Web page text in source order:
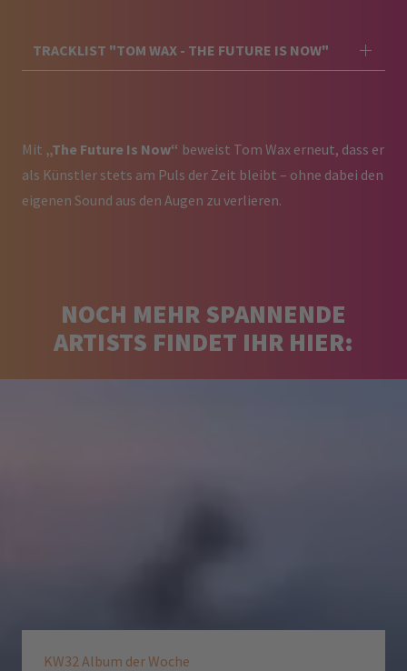
TRACKLIST "TOM WAX - THE FUTURE IS NOW"
Mit „The Future Is Now“ beweist Tom Wax erneut, dass er
als Künstler stets am Puls der Zeit bleibt – ohne dabei den
eigenen Sound aus den Augen zu verlieren.
NOCH MEHR SPANNENDE
ARTISTS FINDET IHR HIER:
KW32 Album der Woche